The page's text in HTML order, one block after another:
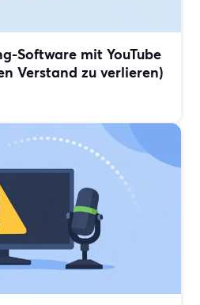
Software mit YouTube
Verstand zu verlieren)